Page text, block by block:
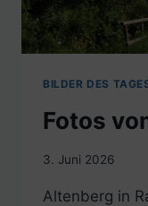
BILDER DES
Fotos
3. Juni 2026
Altenberg in